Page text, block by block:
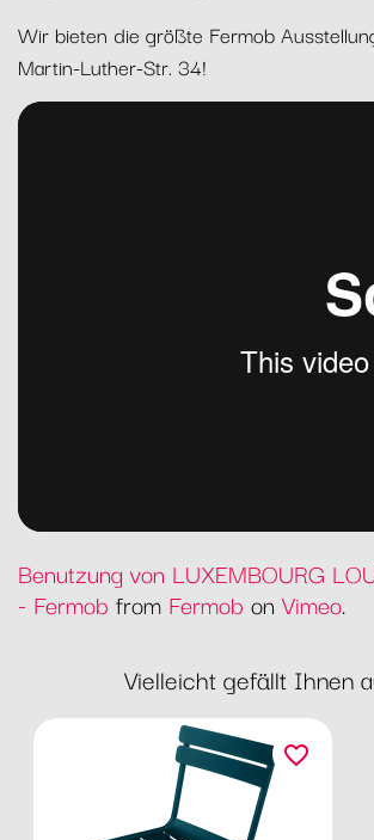
Wir bieten die größte Fermob
Martin-Luther-Str. 34!
Benutzung von LUXEMBOURG
- Fermob from Fermob on Vimeo.
Vielleicht gefällt Ihnen
favorite_border